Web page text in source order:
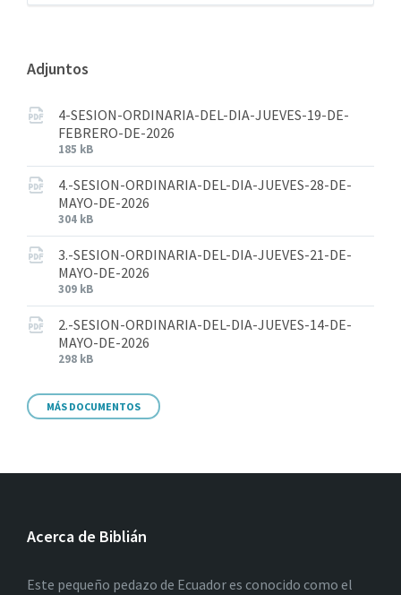
Adjuntos
4-SESION-ORDINARIA-DEL-DIA-JUEVES-19-DE-
FEBRERO-DE-2026
185 kB
4.-SESION-ORDINARIA-DEL-DIA-JUEVES-28-DE-
MAYO-DE-2026
304 kB
3.-SESION-ORDINARIA-DEL-DIA-JUEVES-21-DE-
MAYO-DE-2026
309 kB
2.-SESION-ORDINARIA-DEL-DIA-JUEVES-14-DE-
MAYO-DE-2026
298 kB
MÁS DOCUMENTOS
Acerca de Biblián
Este pequeño pedazo de Ecuador es conocido como el